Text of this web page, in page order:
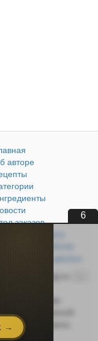
6
авторе
заказов
Кулинарная книга
Политика обработки
персональных данных
FineCooking.ru
на сайте
праве.
опубликованной
запрещена.